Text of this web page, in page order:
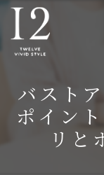
バスト
ポイン
リと